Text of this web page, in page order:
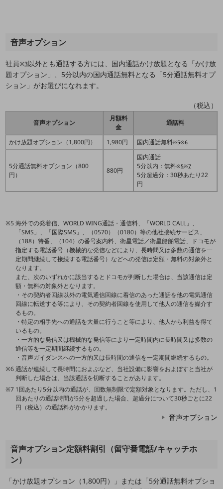
教育
モビリティ
製造・建設業
キーワードで探す
モバイルTOP
法人向けスマホ・携帯に関する、
おすすめの機種、料金やサービスをご紹介
製品TOP
データ通信製品
ドコモケータイ
5G対応ホームルーター
通信モジュール製品
衛星携帯電話
IOT完了済みメーカーブランド製品
料金TOP
ドコモBiz データ無制限 ドコモ MAX ドコモ mini ドコモBiz かけ放題
ケータイプラン
5Gデータプラス
データプラス
home5Gプラン
モバイルサービス
端末の一元管理
セキュリティ
音声オプション
社員※3以外とも通話する方には、国内通話かけ放題となる「かけ放
題オプション」、5分以内の国内通話無料となる「5分通話無料オプ
ション」がお選びになれます。
（税込）
音声オプション
月額料
金
通話料
かけ放題オプション（1,800円） 1,980円 国内通話無料※5※6
5分通話無料オプション（800
円）
880円
国内通話
5分以内：無料※5※7
5分超過分：30秒あたり22
円
海外での発着信、WORLD WING通話・通信料、「WORLD CALL」、
「SMS」、「国際SMS」、（0570）（0180）等の他社接続サービス、
（188）特番、（104）の番号案内料、衛星電話／衛星船舶電話、ドコモが
指定する電話番号（機械的な発信などにより、長時間又は多数の通信を一
定期間継続して接続する電話番号）などへの発信は定額・無料の対象外と
なります。
また、次のいずれかに該当するとドコモが判断した場合は、当該通信は定
額・無料の対象外となります。
・その契約者回線以外の電気通信回線に着信のあった通話を他の電気通信
回線に転送する等により、その契約者回線を使用して他人の通信を媒介す
るもの。
・特定の相手先への通話を大量に行うこと等により、他人から利益を得て
いるもの。
・一方的な発信又は機械的な発信等により一定時間内に長時間又は多数の
通信等を一定期間継続するもの。
・音声ガイダンスへの一方的又は長時間の通信を一定期間継続するもの。
通話が連続して長時間におよぶなど、当社設備に影響をおよぼすと当社が
判断した場合は、当該通話を切断することがあります。
1回あたり5分以内の通話が、回数無制限で定額対象となります。ただし、1
回あたりの通話時間が5分を超過した場合、超過分について30秒ごとに22
円（税込）の通話料がかかります。
音声オプション
音声オプション定額料割引（留守番電話/キャッチホ
ン）
「かけ放題オプション（1,800円）」または「5分通話無料オプショ